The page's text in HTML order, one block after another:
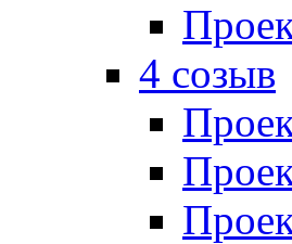
4 созыв